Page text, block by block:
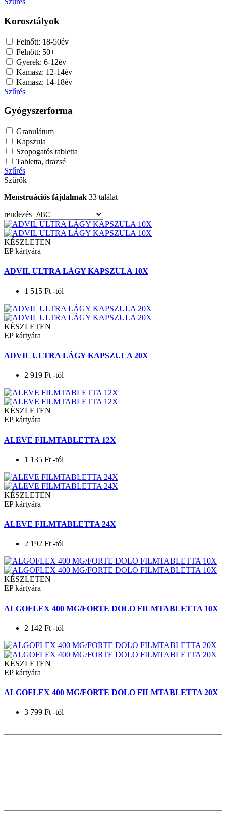
Korosztályok
Felnőtt: 18-50év
Felnőtt: 50+
Gyerek: 6-12év
Kamasz: 12-14év
Kamasz: 14-18év
Szűrés
Gyógyszerforma
Granulátum
Kapszula
Szopogatós tabletta
Tabletta, drazsé
Szűrés
Szűrők
Menstruációs fájdalmak 33 találat
rendezés
KÉSZLETEN
EP kártyára
ADVIL ULTRA LÁGY KAPSZULA 10X
1 515 Ft -tól
KÉSZLETEN
EP kártyára
ADVIL ULTRA LÁGY KAPSZULA 20X
2 919 Ft -tól
KÉSZLETEN
EP kártyára
ALEVE FILMTABLETTA 12X
1 135 Ft -tól
KÉSZLETEN
EP kártyára
ALEVE FILMTABLETTA 24X
2 192 Ft -tól
KÉSZLETEN
EP kártyára
ALGOFLEX 400 MG/FORTE DOLO FILMTABLETTA 10X
2 142 Ft -tól
KÉSZLETEN
EP kártyára
ALGOFLEX 400 MG/FORTE DOLO FILMTABLETTA 20X
3 799 Ft -tól